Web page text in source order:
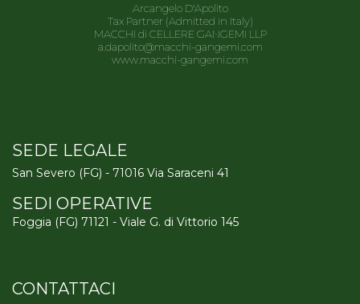
Arcangelo D'Apolito
Tax Partner (Admitted in Italy)
MACCHI di CELLERE GANGEMI LLP
a.dapolito@macchi-gangemi.com
www.macchi-gangemi.com
SEDE LEGALE
San Severo (FG) - 71016 Via Saraceni 41
SEDI OPERATIVE
Foggia (FG) 71121 - Viale G. di Vittorio 145
CONTATTACI